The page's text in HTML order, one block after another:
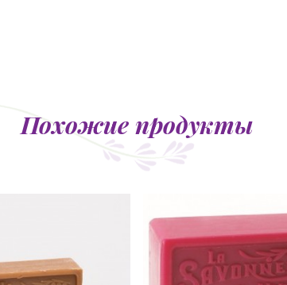
Похожие продукты